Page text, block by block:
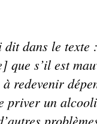
dit dans le
que s’il est
à redevenir
priver un